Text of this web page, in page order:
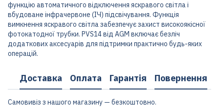
функцію автоматичного відключення яскравого світла і
вбудоване інфрачервоне (ІЧ) підсвічування. Функція
вимкнення яскравого світла забезпечує захист високоякісної
фотокатодної трубки. PVS14 від AGM включає безліч
додаткових аксесуарів для підтримки практично будь-яких
операцій.
Доставка Оплата Гарантія Повернення
Самовивіз з нашого магазину — безкоштовно.